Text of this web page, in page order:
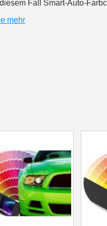
10€
Fall Smart-Auto-
mehr